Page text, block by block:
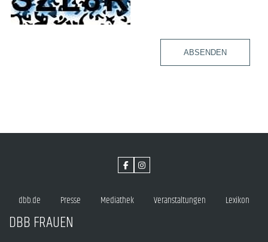
ABSENDEN
dbb.de Presse Mediathek Veranstaltungen Lexikon
DBB FRAUEN